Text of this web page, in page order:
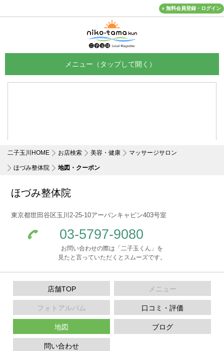
無料会員登録・ログイン
二子玉川HOME お店検索 美容・健康 マッサージサロン
ほづみ整体院 地図・クーポン
ほづみ整体院
東京都世田谷区玉川2-25-10アーバンキャビン403号室
03-5797-9080
お問い合わせの際は「二子玉くん」を
見たと言っていただくとスムーズです。
店舗TOP メニュー
フォトアルバム 口コミ・評価
地図 ブログ
問い合わせ
メニュー